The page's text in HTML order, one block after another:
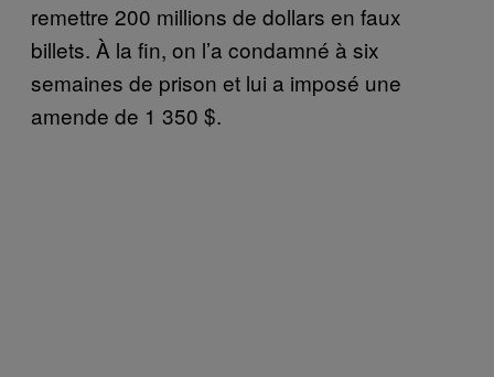
remettre 200 millions de dollars en faux
billets. À la fin, on l’a condamné à six
semaines de prison et lui a imposé une
amende de 1 350 $.